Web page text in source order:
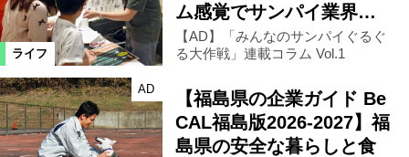
絞り込む
ライフ
ム感覚でサンパイ業界…
【AD】「みんなのサンパイぐるぐ
る大作戦」連載コラム Vol.1
AD
【福島県の企業ガイド Be
CAL福島版2026-2027】福
島県の安全な暮らしと食